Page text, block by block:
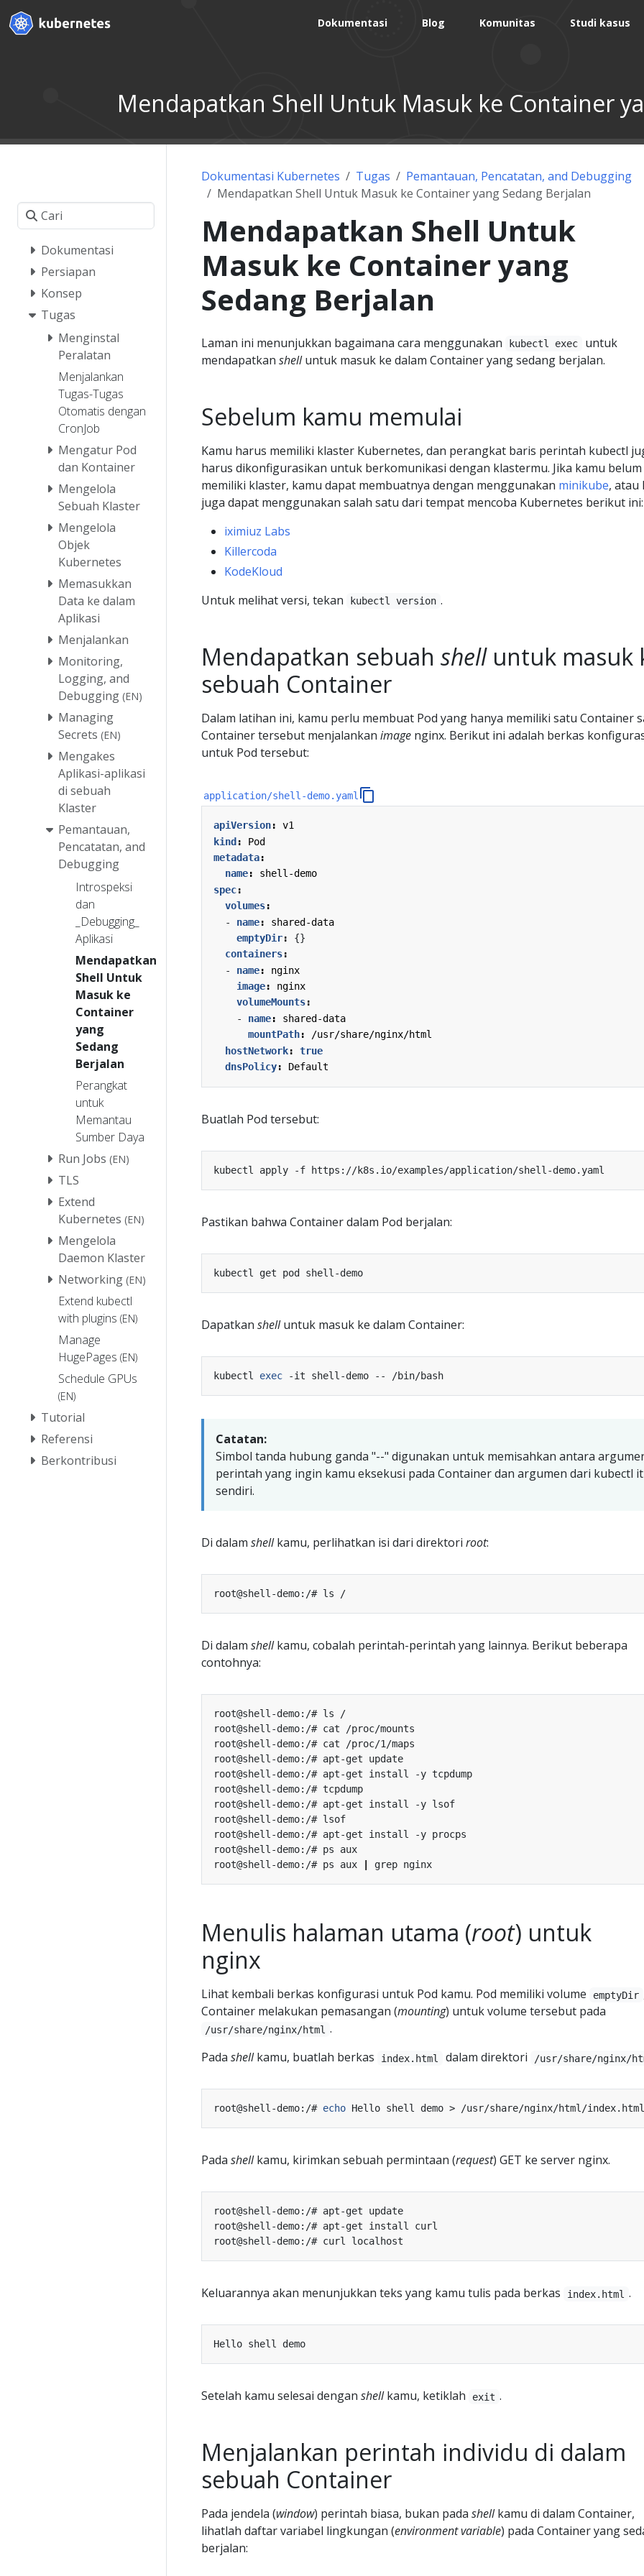
Dokumentasi Blog Komunitas Studi kasus
Mendapatkan Shell Untuk Masuk ke Container
Dokumentasi
Persiapan
Konsep
Tugas
Menginstal
Peralatan
Menjalankan
Tugas-Tugas
Otomatis dengan
CronJob
Mengatur Pod
dan Kontainer
Mengelola
Sebuah Klaster
Mengelola
Objek
Kubernetes
Memasukkan
Data ke dalam
Aplikasi
Menjalankan
Monitoring,
Logging, and
Debugging (EN)
Managing
Secrets (EN)
Mengakes
Aplikasi-aplikasi
di sebuah
Klaster
Pemantauan,
Pencatatan, and
Debugging
Introspeksi
dan
_Debugging_
Aplikasi
Mendapatkan
Shell Untuk
Masuk ke
Container
yang
Sedang
Berjalan
Perangkat
untuk
Memantau
Sumber Daya
Run Jobs (EN)
TLS
Extend
Kubernetes (EN)
Mengelola
Daemon Klaster
Networking (EN)
Extend kubectl
with plugins (EN)
Manage
HugePages (EN)
Schedule GPUs
(EN)
Tutorial
Referensi
Berkontribusi
Dokumentasi Kubernetes Tugas
Pemantauan, Pencatatan, and Debugging
Mendapatkan Shell Untuk Masuk ke Container yang Sedang Berjalan
Mendapatkan Shell Untuk
Masuk ke Container yang
Sedang Berjalan
Laman ini menunjukkan bagaimana cara menggunakan kubectl exec
untuk
mendapatkan shelluntuk masuk ke dalam Container yang sedang berjalan.
Sebelum kamu memulai
Kamu harus memiliki klaster Kubernetes, dan perangkat baris perintah kubectl
harus dikonfigurasikan untuk berkomunikasi dengan klastermu. Jika kamu belum
memiliki klaster, kamu dapat membuatnya dengan menggunakan minikube, atau
juga dapat menggunakan salah satu dari tempat mencoba Kubernetes berikut ini:
iximiuz Labs
Killercoda
KodeKloud
Untuk melihat versi, tekan
kubectl version .
Mendapatkan sebuah shelluntuk masuk
sebuah Container
Dalam latihan ini, kamu perlu membuat Pod yang hanya memiliki satu Container
Container tersebut menjalankan image nginx. Berikut ini adalah berkas
untuk Pod tersebut:
application/shell-demo.yaml
apiVersion:
v1
kind:
Pod
metadata:
name:
shell-demo
spec:
volumes:
- name:
shared-data
emptyDir:
{}
containers:
- name:
nginx
image:
nginx
volumeMounts:
- name:
shared-data
mountPath:
/usr/share/nginx/html
hostNetwork:
true
dnsPolicy: Default
Buatlah Pod tersebut:
Pastikan bahwa Container dalam Pod berjalan:
Dapatkan shelluntuk masuk ke dalam Container:
kubectl exec
Catatan:
Simbol tanda hubung ganda "--" digunakan untuk memisahkan antara
perintah yang ingin kamu eksekusi pada Container dan argumen dari kubectl
sendiri.
Di dalam shellkamu, perlihatkan isi dari direktori root:
Di dalam shellkamu, cobalah perintah-perintah yang lainnya. Berikut beberapa
contohnya:
root@shell-demo:/# ps aux
Menulis halaman utama (root) untuk
nginx
Lihat kembali berkas konfigurasi untuk Pod kamu. Pod memiliki volume emptyDir
Container melakukan pemasangan (mounting) untuk volume tersebut pada
/usr/share/nginx/html .
Pada shellkamu, buatlah berkas index.html dalam direktori /usr/share/nginx/
root@shell-demo:/# echo
Pada shellkamu, kirimkan sebuah permintaan (request) GET ke server nginx.
Keluarannya akan menunjukkan teks yang kamu tulis pada berkas index.html .
Setelah kamu selesai dengan shellkamu, ketiklah exit .
Menjalankan perintah individu di dalam
sebuah Container
Pada jendela (window) perintah biasa, bukan pada shellkamu di dalam Container,
lihatlah daftar variabel lingkungan (environment variable) pada Container yang
berjalan: